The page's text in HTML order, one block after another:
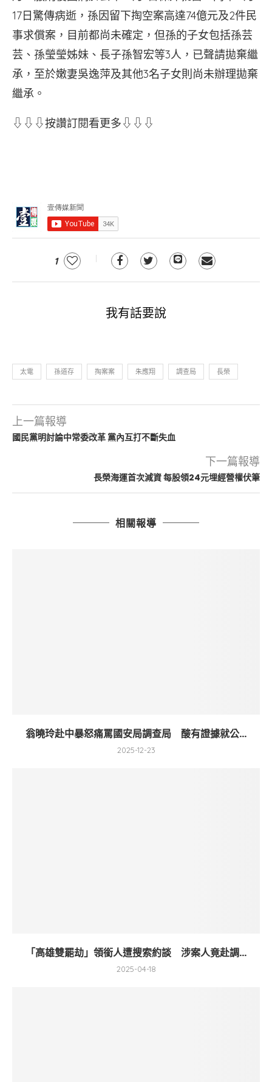
17日驚傳病逝，孫因留下掏空案高達74億元及2件民
事求償案，目前都尚未確定，但孫的子女包括孫芸
芸、孫瑩瑩姊妹、長子孫智宏等3人，已聲請拋棄繼
承，至於嫩妻吳逸萍及其他3名子女則尚未辦理拋棄
繼承。
⇩⇩⇩按讚訂閱看更多⇩⇩⇩
1
我有話要說
太電 孫道存 掏案案 朱應翔 調查局 長榮
上一篇報導
國民黨明討論中常委改革 黨內互打不斷失血
下一篇報導
長榮海運首次減資 每股領24元埋經營權伏筆
相關報導
翁曉玲赴中暴怒痛罵國安局調查局 酸有證據就公...
2025-12-23
「高雄雙罷劫」領銜人遭搜索約談 涉案人竟赴調...
2025-04-18